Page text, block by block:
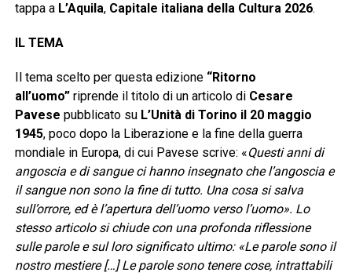
tappa a L’Aquila, Capitale italiana della Cultura 2026.
IL TEMA
Il tema scelto per questa edizione “Ritorno
all’uomo” riprende il titolo di un articolo di Cesare
Pavese pubblicato su L’Unità di Torino il 20 maggio
1945, poco dopo la Liberazione e la fine della guerra
mondiale in Europa, di cui Pavese scrive: «Questi anni di
angoscia e di sangue ci hanno insegnato che l’angoscia e
il sangue non sono la fine di tutto. Una cosa si salva
sull’orrore, ed è l’apertura dell’uomo verso l’uomo». Lo
stesso articolo si chiude con una profonda riflessione
sulle parole e sul loro significato ultimo: «Le parole sono il
nostro mestiere […] Le parole sono tenere cose, intrattabili